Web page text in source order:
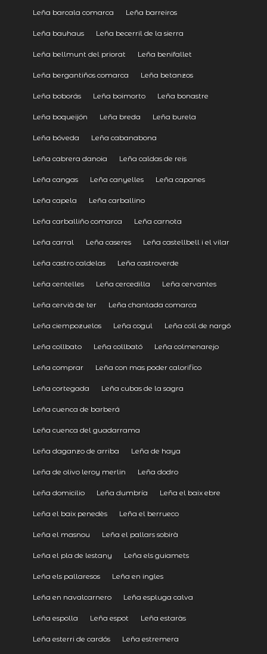
Leña barcala comarca Leña barreiros
Leña bauhaus Leña becerril de la sierra
Leña bellmunt del priorat Leña benifallet
Leña bergantiños comarca Leña betanzos
Leña boborás Leña boimorto Leña bonastre
Leña boqueijón Leña breda Leña burela
Leña bóveda Leña cabanabona
Leña cabrera danoia Leña caldas de reis
Leña cangas Leña canyelles Leña capanes
Leña capela Leña carballino
Leña carballiño comarca Leña carnota
Leña carral Leña caseres Leña castellbell i el vilar
Leña castro caldelas Leña castroverde
Leña centelles Leña cercedilla Leña cervantes
Leña cervià de ter Leña chantada comarca
Leña ciempozuelos Leña cogul Leña coll de nargó
Leña collbato Leña collbató Leña colmenarejo
Leña comprar Leña con mas poder calorifico
Leña cortegada Leña cubas de la sagra
Leña cuenca de barberá
Leña cuenca del guadarrama
Leña daganzo de arriba Leña de haya
Leña de olivo leroy merlin Leña dodro
Leña domicilio Leña dumbría Leña el baix ebre
Leña el baix penedès Leña el berrueco
Leña el masnou Leña el pallars sobirà
Leña el pla de lestany Leña els guiamets
Leña els pallaresos Leña en ingles
Leña en navalcarnero Leña espluga calva
Leña espolla Leña espot Leña estaràs
Leña esterri de cardós Leña estremera